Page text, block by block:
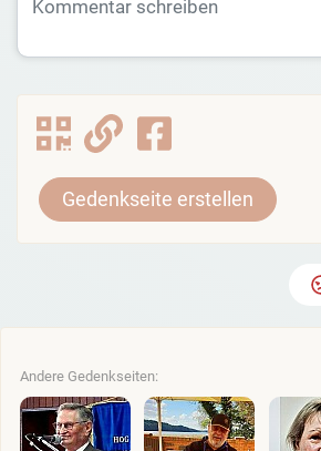
Gedenkseite erstellen
Andere Gedenkseiten: